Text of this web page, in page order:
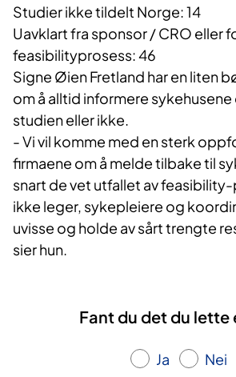
Studier ikke tildelt Norge: 14
Uavklart fra sponsor / CRO eller
feasibilityprosess: 46
Signe Øien Fretland har en liten
om å alltid informere
studien eller ikke.
- Vi vil komme med en sterk
firmaene om å melde tilbake til
snart de vet utfallet av
ikke leger, sykepleiere og
uvisse og holde av sårt trengte
sier hun.
Fant du det du lette
Ja Nei